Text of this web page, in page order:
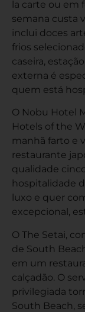
la carte ou em
semana custa
inclui doces
frios
caseira,
externa é
quem está
O Nobu Hotel
Hotels of the
manhã farto e
restaurante
qualidade
hospitalidade
luxo e quer
excepcional,
O The Setai,
de South
em um
calçadão. O
privilegiada
South Beach,